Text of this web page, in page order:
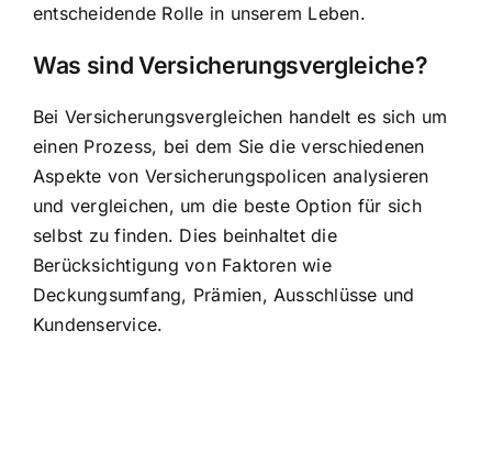
entscheidende Rolle in unserem Leben.
Was sind Versicherungsvergleiche?
Bei Versicherungsvergleichen handelt es sich um
einen Prozess, bei dem Sie die verschiedenen
Aspekte von Versicherungspolicen analysieren
und vergleichen, um die beste Option für sich
selbst zu finden. Dies beinhaltet die
Berücksichtigung von Faktoren wie
Deckungsumfang, Prämien, Ausschlüsse und
Kundenservice.